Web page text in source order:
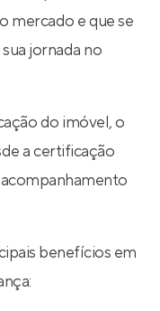
mercado e que se
jornada no
do imóvel, o
a certificação
benefícios em